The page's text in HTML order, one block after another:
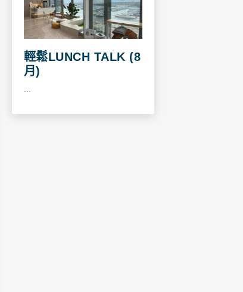
輕鬆LUNCH TALK (8
月)